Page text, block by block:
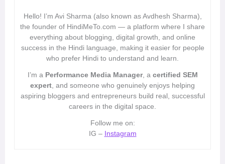
Hello! I’m Avi Sharma (also known as Avdhesh Sharma),
the founder of HindiMeTo.com — a platform where I share
everything about blogging, digital growth, and online
success in the Hindi language, making it easier for people
who prefer Hindi to understand and learn.
I’m a Performance Media Manager, a certified SEM
expert , and someone who genuinely enjoys helping
aspiring bloggers and entrepreneurs build real, successful
careers in the digital space.
Follow me on:
IG – Instagram